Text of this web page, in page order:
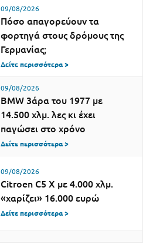
09/08/2026
Πόσο απαγορεύουν τα
φορτηγά στους δρόμους της
Γερμανίας;
Δείτε περισσότερα >
09/08/2026
BMW 3άρα του 1977 με
14.500 χλμ. λες κι έχει
παγώσει στο χρόνο
Δείτε περισσότερα >
09/08/2026
Citroen C5 X με 4.000 χλμ.
«χαρίζει» 16.000 ευρώ
Δείτε περισσότερα >